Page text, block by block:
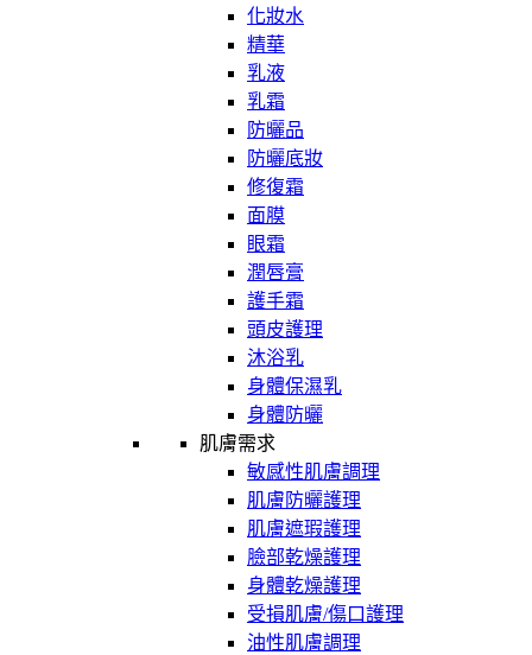
化妝水
精華
乳液
乳霜
防曬品
防曬底妝
修復霜
面膜
眼霜
潤唇膏
護手霜
頭皮護理
沐浴乳
身體保濕乳
身體防曬
肌膚需求
敏感性肌膚調理
肌膚防曬護理
肌膚遮瑕護理
臉部乾燥護理
身體乾燥護理
受損肌膚/傷口護理
油性肌膚調理